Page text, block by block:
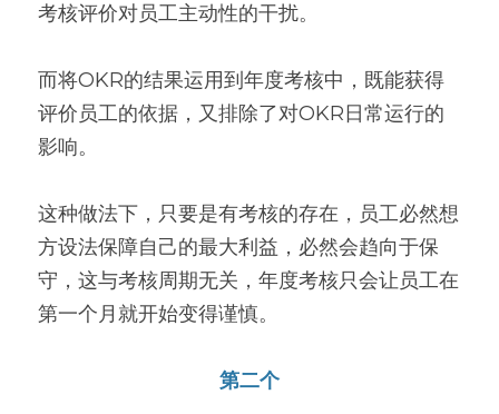
考核评价对员工主动性的干扰。
而将OKR的结果运用到年度考核中，既能获得
评价员工的依据，又排除了对OKR日常运行的
影响。
这种做法下，只要是有考核的存在，员工必然想
方设法保障自己的最大利益，必然会趋向于保
守，这与考核周期无关，年度考核只会让员工在
第一个月就开始变得谨慎。
第二个